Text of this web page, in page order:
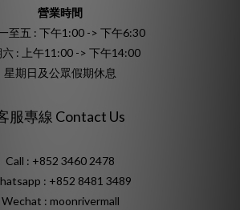
營業時間
至五 : 下午1:00 -> 下午6:30
: 上午11:00 -> 下午14:00
星期日及公眾假期休息
服專線 Contact Us
Call : +852 3460 2478
: +852 8481 3489
Wechat : moonrivermall